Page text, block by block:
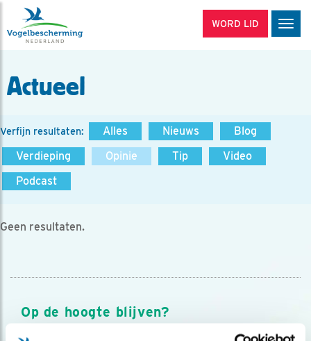
WORD LID
Actueel
Verfijn resultaten: Alles Nieuws
Blog
Verdieping
Opinie Tip
Video
Podcast
Geen resultaten.
Op de hoogte blijven?
Meld je aan en ontvang nieuws, inspiratie, acties en tips